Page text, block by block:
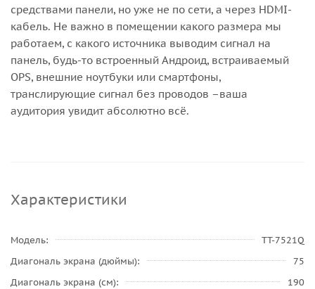
средствами панели, но уже не по сети, а через HDMI-
кабель. Не важно в помещении какого размера мы
работаем, с какого источника выводим сигнал на
панель, будь-то встроенный Андроид, встраиваемый
OPS, внешние ноутбуки или смартфоны,
транслирующие сигнал без проводов –ваша
аудитория увидит абсолютно всё.
Характеристики
Модель
TT-7521Q
Диагональ экрана (дюймы)
75
Диагональ экрана (см)
190